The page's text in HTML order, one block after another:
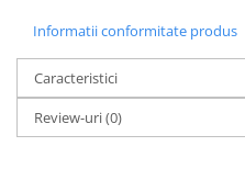
MACHETE
LUMANARI PETRECERI
PAPUSI SI DECORATIUNI
POSTERE PENTRU PERETE SI
ACCESORII
Informatii conformitate produs
Caracteristici
Review-uri(0)